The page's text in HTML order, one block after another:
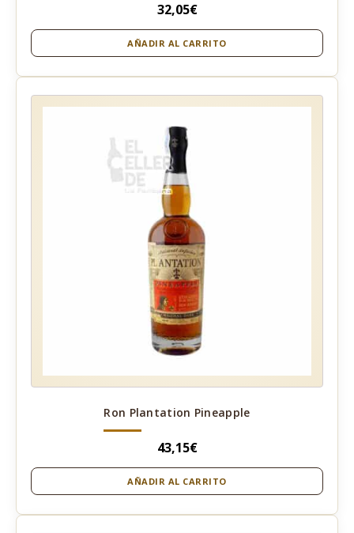
32,05€
AÑADIR AL CARRITO
Ron Plantation Pineapple
43,15€
AÑADIR AL CARRITO